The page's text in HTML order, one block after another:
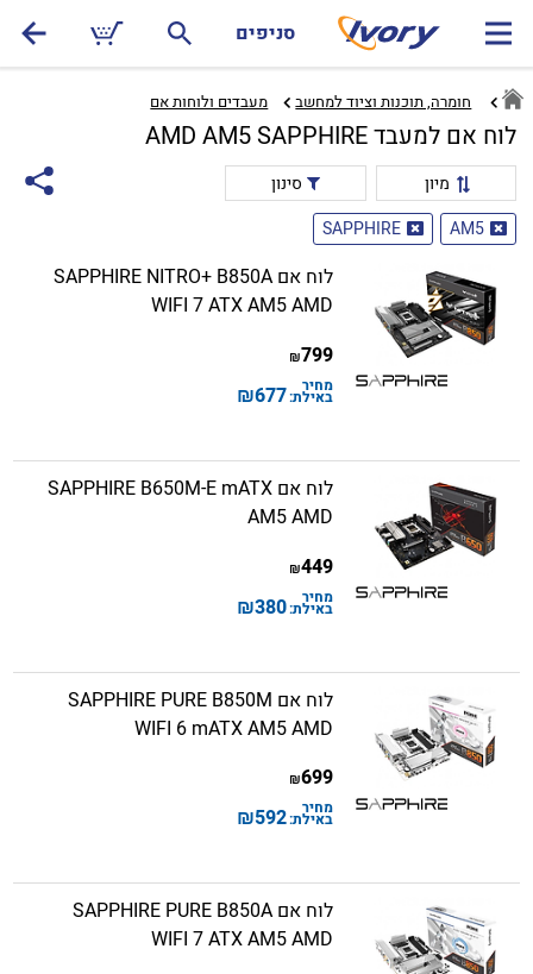
סניפים
חומרה, תוכנות וציוד למחשב מעבדים ולוחות אם‏
לוח אם למעבד AMD AM5 SAPPHIRE
מיון
סינון
AM5
SAPPHIRE
לוח אם SAPPHIRE NITRO+ B850A
WIFI 7 ATX AM5 AMD
799
₪
מחיר
באילת:677
₪
לוח אם SAPPHIRE B650M-E mATX
AM5 AMD
449
₪
מחיר
באילת:380
₪
לוח אם SAPPHIRE PURE B850M
WIFI 6 mATX AM5 AMD
699
₪
מחיר
באילת:592
₪
לוח אם SAPPHIRE PURE B850A
WIFI 7 ATX AM5 AMD